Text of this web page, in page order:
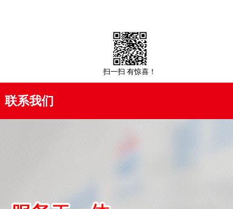
扫一扫 有惊喜！
联系我们